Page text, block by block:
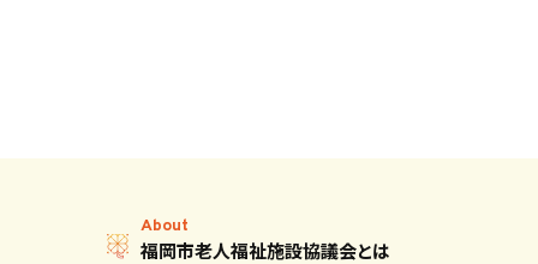
About
福岡市老人福祉施設協議会とは